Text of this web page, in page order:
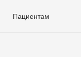
Пациентам